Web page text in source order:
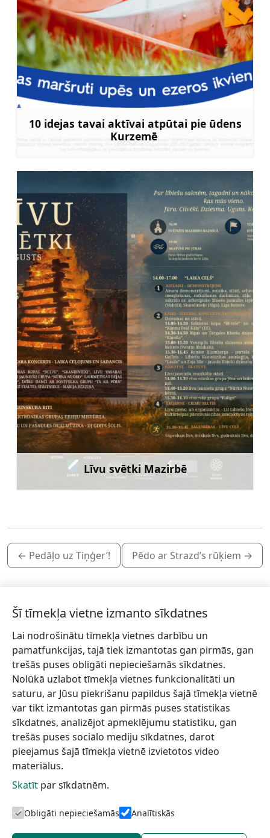
10 idejas tavai aktīvai atpūtai pie ūdens
Kurzemē
Līvu svētki Mazirbē
Uzzināt vairāk
← Pedāļo uz Tiņģer’! Pēdo ar Strazd’s rūķiem →
Piesakies jaunumiem!
Pieraksties jaunumiem e-pastā un nepalaid garām
jaunākās aktualitātes.
Vēlos saņemt jaunumus uz norādīto e-pasta adresi.
Informācijai
Šī tīmekļa vietne izmanto sīkdatnes
Lai nodrošinātu tīmekļa vietnes darbību un
pamatfunkcijas, tajā tiek izmantotas gan pirmās, gan
trešās puses obligāti nepieciešamās sīkdatnes.
Nolūkā uzlabot tīmekļa vietnes funkcionalitāti un
saturu, ar Jūsu piekrišanu papildus šajā tīmekļa vietnē
var tikt izmantotas gan pirmās puses statistikas
sīkdatnes, analizējot apmeklējumu statistiku, gan
trešās puses sociālo mediju sīkdatnes, darot
pieejamus šajā tīmekļa vietnē izvietotos video
materiālus.
Skatīt par sīkdatnēm.
Obligāti nepieciešamās Analītiskās